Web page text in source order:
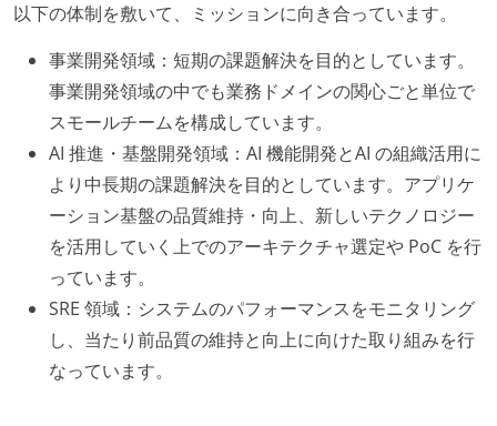
以下の体制を敷いて、ミッションに向き合っています。
事業開発領域：短期の課題解決を目的としています。
事業開発領域の中でも業務ドメインの関心ごと単位で
スモールチームを構成しています。
AI 推進・基盤開発領域：AI 機能開発とAI の組織活用に
より中長期の課題解決を目的としています。アプリケ
ーション基盤の品質維持・向上、新しいテクノロジー
を活用していく上でのアーキテクチャ選定や PoC を行
っています。
SRE 領域：システムのパフォーマンスをモニタリング
し、当たり前品質の維持と向上に向けた取り組みを行
なっています。